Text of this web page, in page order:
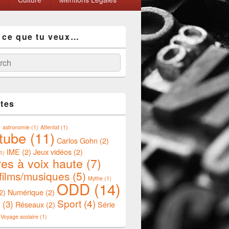
ce que tu veux…
astronomie (1) Attentat (1)
(11) Carlos Gohn (2)
IME (2) Jeux vidéos (2)
à voix haute (7)
musiques (5) Mythe (1)
Numérique (2) ODD(14)
(3) Réseaux (2) Sport (4) Série
Voyage scolaire (1)